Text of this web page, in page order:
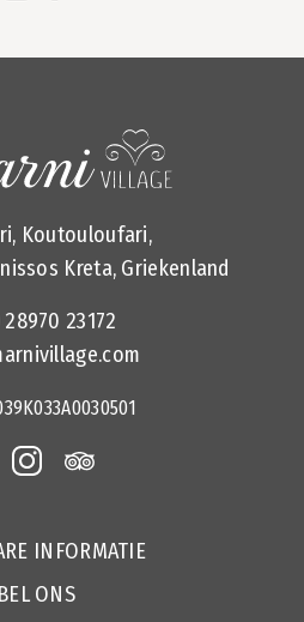
Koutouloufari,
Kreta, Griekenland
23172
INFORMATIE
BEL ONS